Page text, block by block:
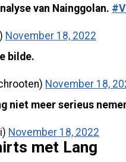
van Nainggolan.
November 18, 2022
bilde.
November 18,
niet meer serieus
November 18, 2022
met Lang